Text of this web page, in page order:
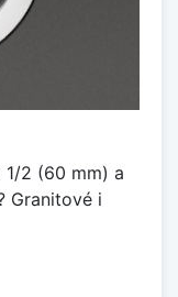
1/2 (60 mm) a
Granitové i